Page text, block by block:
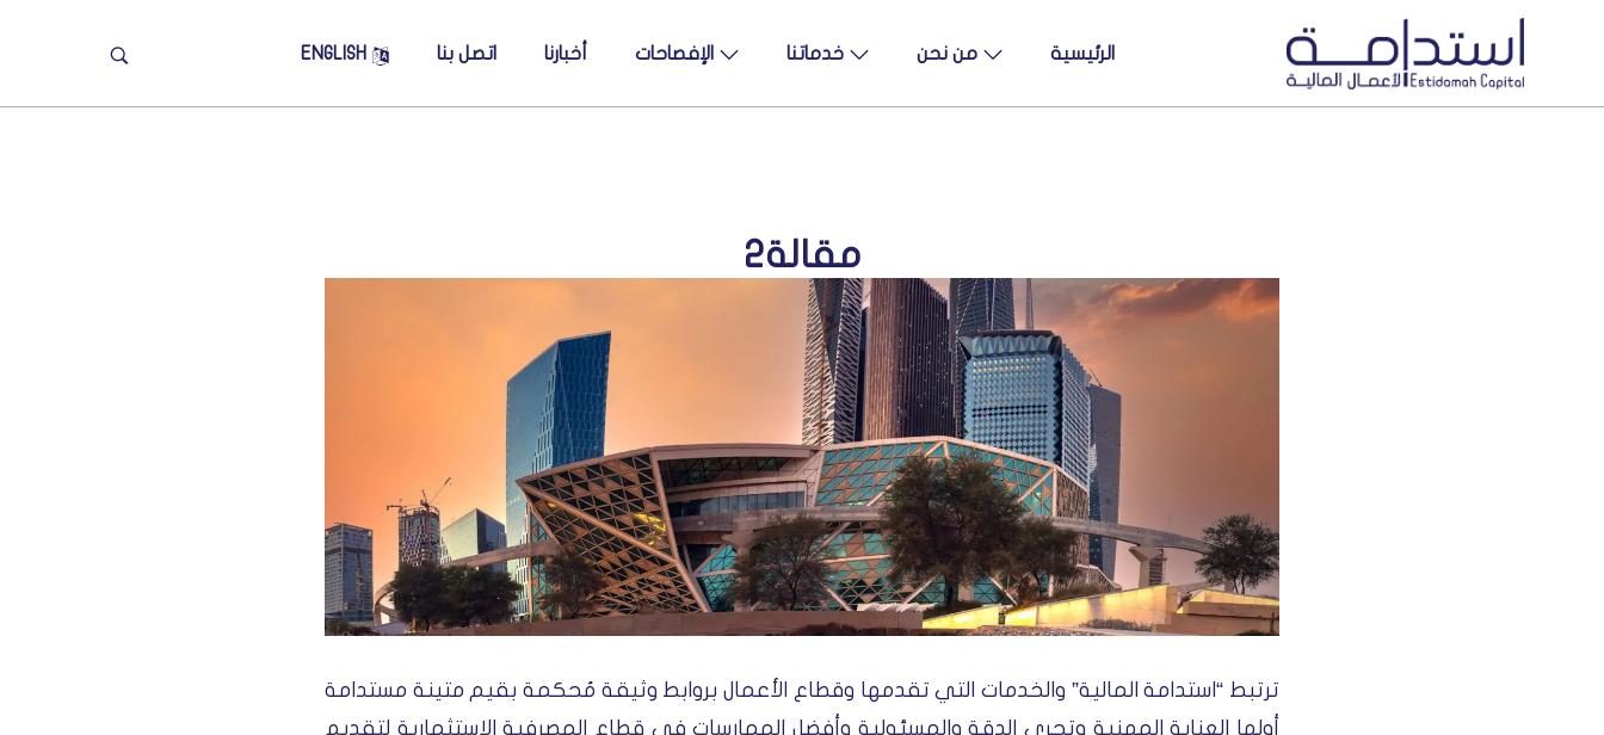
ENGLISH اتصل بنا أخبارنا الإفصاحات خدماتنا من نحن الرئيسية
مقالة2
ترتبط “استدامة المالية” والخدمات التي تقدمها وقطاع الأعمال بروابط وثيقة مُحكمة بقيم متينة مستدامة
أولها العناية المهنية وتحري الدقة والمسئولية وأفضل الممارسات في قطاع المصرفية الاستثمارية لتقديم